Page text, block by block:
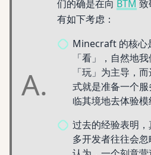
A.
们的确是在向 BTM 致
有如下考虑：
Minecraft 的核心
「看」，自然地
「玩」为主导，
式就是准备一个
临其境地去体验模
过去的经验表明
多开发者往往会